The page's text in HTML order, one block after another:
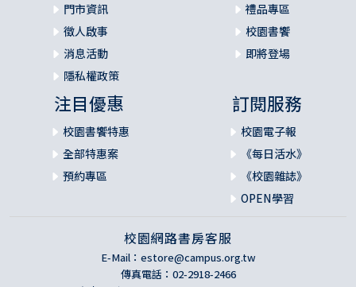
門市資訊
徵人啟事
消息活動
隱私權政策
禮品專區
校園書饗
即將登場
注目優惠
校園書饗特惠
全部特惠案
預約專區
訂閱服務
校園電子報
《每日活水》
《校園雜誌》
OPEN學習
校園網路書房客服
E-Mail： estore@campus.org.tw
傳真電話：02-2918-2466